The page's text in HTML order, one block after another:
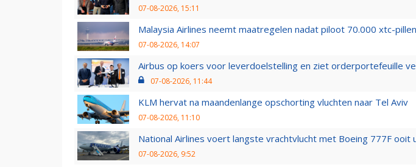
07-08-2026, 15:11
Malaysia Airlines neemt maatregelen nadat piloot 70.000 xtc-
07-08-2026, 14:07
Airbus op koers voor leverdoelstelling en ziet orderportefeuille
07-08-2026, 11:44
KLM hervat na maandenlange opschorting vluchten naar Tel Aviv
07-08-2026, 11:10
National Airlines voert langste vrachtvlucht met Boeing 777F ooit
07-08-2026, 9:52